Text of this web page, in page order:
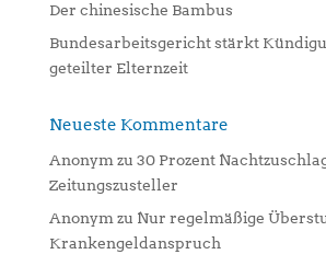
Der chinesische Bambus
Bundesarbeitsgericht stärkt
geteilter Elternzeit
Neueste Kommentare
Anonym zu 30 Prozent
Zeitungszusteller
Anonym zu Nur regelmäßige
Krankengeldanspruch